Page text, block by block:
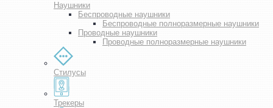
Наушники
Беспроводные наушники
Беспроводные полноразмерные наушники
Проводные наушники
Проводные полноразмерные наушники
Стилусы
Трекеры